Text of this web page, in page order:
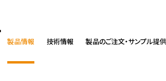
製品情報 技術情報 製品のご注文・サンプル提